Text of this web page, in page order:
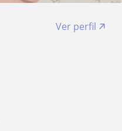
Ver perfil